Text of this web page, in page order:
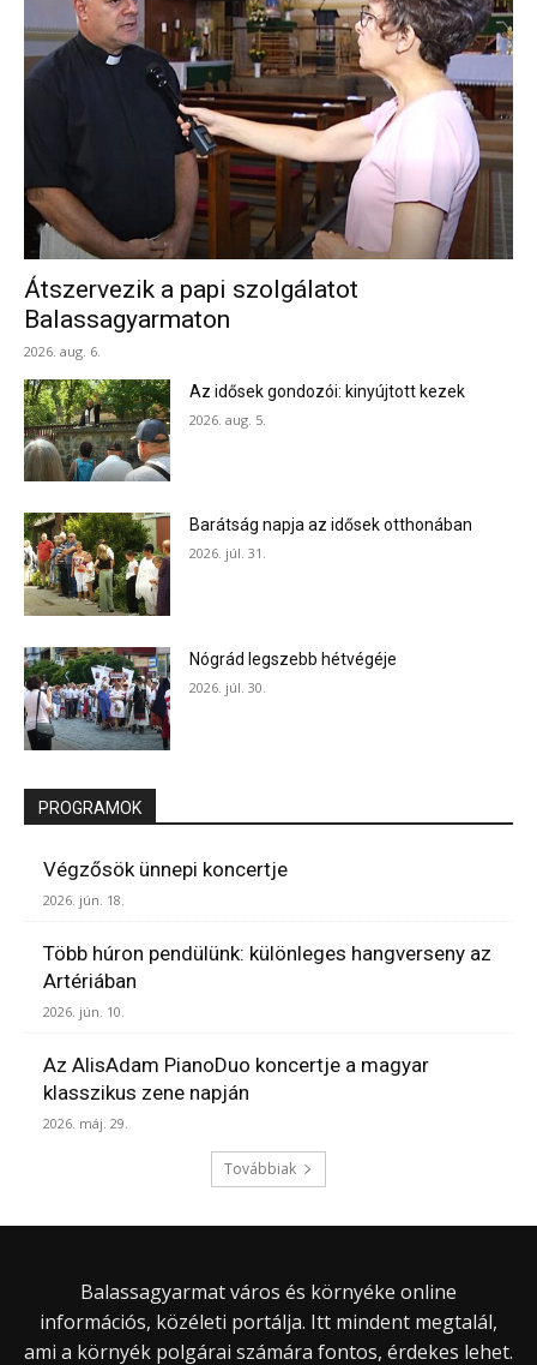
Átszervezik a papi szolgálatot
Balassagyarmaton
2026. aug. 6.
Az idősek gondozói: kinyújtott kezek
2026. aug. 5.
Barátság napja az idősek otthonában
2026. júl. 31.
Nógrád legszebb hétvégéje
2026. júl. 30.
PROGRAMOK
Végzősök ünnepi koncertje
2026. jún. 18.
Több húron pendülünk: különleges hangverseny az
Artériában
2026. jún. 10.
Az AlisAdam PianoDuo koncertje a magyar
klasszikus zene napján
2026. máj. 29.
Továbbiak
Balassagyarmat város és környéke online
információs, közéleti portálja. Itt mindent megtalál,
ami a környék polgárai számára fontos, érdekes lehet.